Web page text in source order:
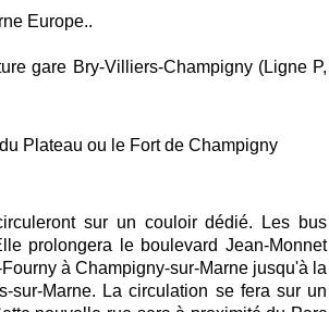
Europe..
gare Bry-Villiers-Champigny (Ligne P,
Plateau ou le Fort de Champigny
sur un couloir dédié. Les bus
prolongera le boulevard Jean-Monnet
à Champigny-sur-Marne jusqu'à la
sur-Marne. La circulation se fera sur un